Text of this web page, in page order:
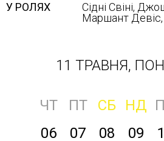
У РОЛЯХ
Сідні Свіні,
Маршант
11 ТРАВНЯ,
ЧТ ПТ СБ НД
06
07 08 09